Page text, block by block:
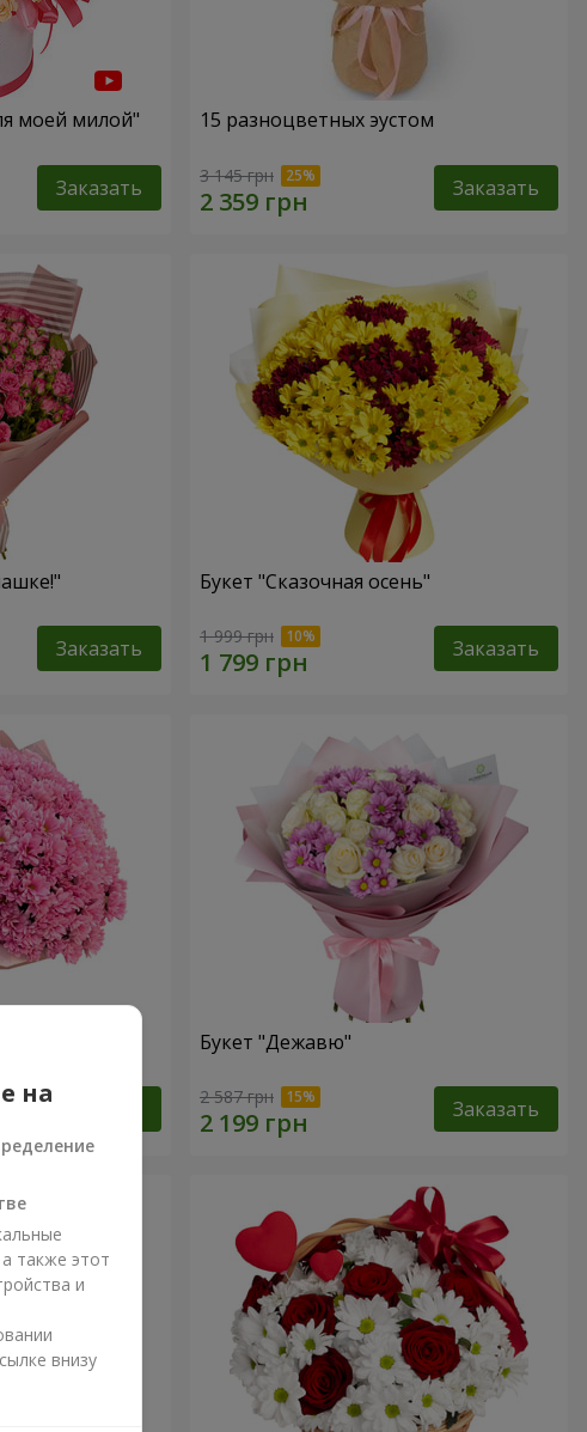
моей милой"
Заказать
15 разноцветных эустом
3 145 грн Заказать
Заказать
Букет "Сказочная осень"
1 999 грн Заказать
Букет "Дежавю"
2 587 грн Заказать
на
также этот
и
внизу